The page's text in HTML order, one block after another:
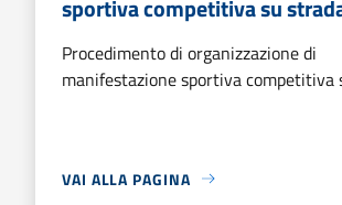
sportiva competitiva su
Procedimento di organizzazione di
manifestazione sportiva competitiva
VAI ALLA PAGINA